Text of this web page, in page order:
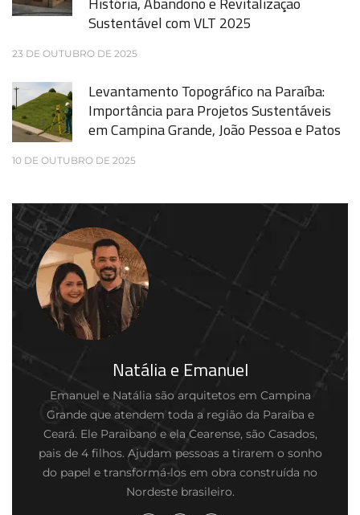
Sustentável com VLT 2025
23 DE OUTUBRO DE 2025
Levantamento Topográfico na Paraíba:
Importância para Projetos Sustentáveis
em Campina Grande, João Pessoa e Patos
10 DE OUTUBRO DE 2025
Natália e Emanuel
Emanuel e Natália são arquitetos em Campina
Grande que atendem toda a região da Paraíba e
Ceará. Ele Paraibano e ela Cearense, são Casados,
pais de 4 filhos. Ajudam pessoas a tirarem o sonho
do papel e transformá-los em obra construída no
Nordeste brasileiro.